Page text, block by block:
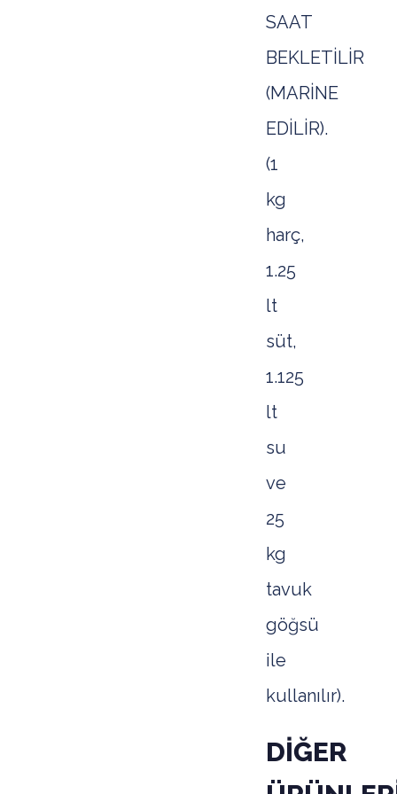
SAAT
BEKLETİLİR
(MARİNE
EDİLİR).
(1
kg
harç,
1.25
lt
süt,
1.125
lt
su
ve
25
kg
tavuk
göğsü
ile
kullanılır).
DİĞER